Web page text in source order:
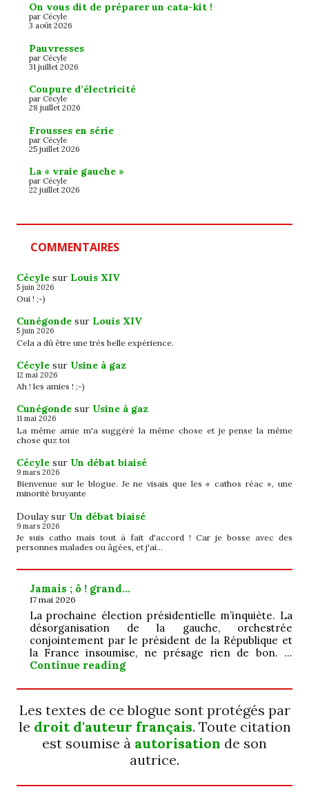
On vous dit de préparer un cata-kit !
par Cécyle
3 août 2026
Pauvresses
par Cécyle
31 juillet 2026
Coupure d’électricité
par Cécyle
28 juillet 2026
Frousses en série
par Cécyle
25 juillet 2026
La « vraie gauche »
par Cécyle
22 juillet 2026
COMMENTAIRES
Cécyle sur Louis XIV
5 juin 2026
Oui ! ;-)
Cunégonde sur Louis XIV
5 juin 2026
Cela a dû être une très belle expérience.
Cécyle sur Usine à gaz
12 mai 2026
Ah ! les amies ! ;-)
Cunégonde sur Usine à gaz
11 mai 2026
La même amie m'a suggéré la même chose et je pense la même
chose quz toi
Cécyle sur Un débat biaisé
9 mars 2026
Bienvenue sur le blogue. Je ne visais que les « cathos réac », une
minorité bruyante
Doulaysur Un débat biaisé
9 mars 2026
Je suis catho mais tout à fait d'accord ! Car je bosse avec des
personnes malades ou âgées, et j'ai…
Jamais ; ô ! grand…
17 mai 2026
La prochaine élection présidentielle m’inquiète. La
désorganisation de la gauche, orchestrée
conjointement par le président de la République et
la France insoumise, ne présage rien de bon. …
Continue readingJamais ; ô ! grand…
Les textes de ce blogue sont protégés par
le droit d'auteur français. Toute citation
est soumise à autorisation de son
autrice.